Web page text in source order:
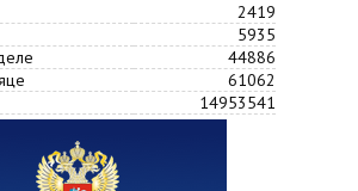
2419
5935
44886
61062
14953541